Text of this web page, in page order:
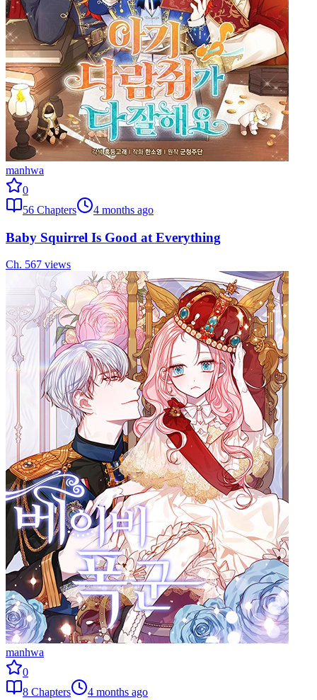
manhwa
0
56 Chapters 4 months ago
Baby Squirrel Is Good at Everything
Ch. 567 views
manhwa
0
8 Chapters 4 months ago